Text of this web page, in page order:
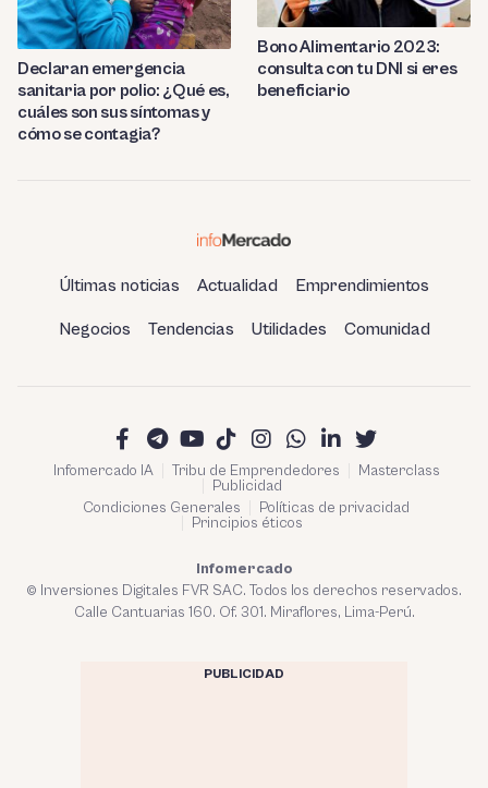
Declaran emergencia
sanitaria por polio: ¿Qué es,
cuáles son sus síntomas y
cómo se contagia?
Bono Alimentario 2023:
consulta con tu DNI si eres
beneficiario
Últimas noticias Actualidad Emprendimientos
Negocios Tendencias Utilidades Comunidad
Infomercado IA Tribu de Emprendedores
Masterclass
Publicidad
Condiciones Generales
Políticas de privacidad
Principios éticos
Infomercado
© Inversiones Digitales FVR SAC. Todos los derechos reservados.
Calle Cantuarias 160. Of. 301. Miraflores, Lima-Perú.
PUBLICIDAD